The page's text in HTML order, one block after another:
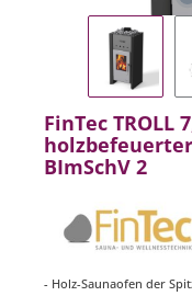
FinTec TROLL
BImSchV 2
- Holz-Saunaofen der